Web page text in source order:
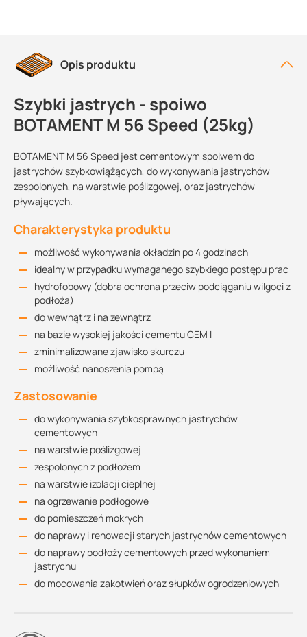
Opis produktu
Szybki jastrych - spoiwo
BOTAMENT M 56 Speed (25kg)
BOTAMENT M 56 Speed jest cementowym spoiwem do
jastrychów szybkowiążących, do wykonywania jastrychów
zespolonych, na warstwie poślizgowej, oraz jastrychów
pływających.
Charakterystyka produktu
możliwość wykonywania okładzin po 4 godzinach
idealny w przypadku wymaganego szybkiego postępu prac
hydrofobowy (dobra ochrona przeciw podciąganiu wilgoci z
podłoża)
do wewnątrz i na zewnątrz
na bazie wysokiej jakości cementu CEM I
zminimalizowane zjawisko skurczu
możliwość nanoszenia pompą
Zastosowanie
do wykonywania szybkosprawnych jastrychów
cementowych
na warstwie poślizgowej
zespolonych z podłożem
na warstwie izolacji cieplnej
na ogrzewanie podłogowe
do pomieszczeń mokrych
do naprawy i renowacji starych jastrychów cementowych
do naprawy podłoży cementowych przed wykonaniem
jastrychu
do mocowania zakotwień oraz słupków ogrodzeniowych